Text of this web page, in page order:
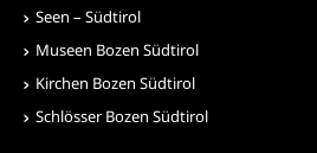
Seen – Südtirol
Museen Bozen Südtirol
Kirchen Bozen Südtirol
Schlösser Bozen Südtirol